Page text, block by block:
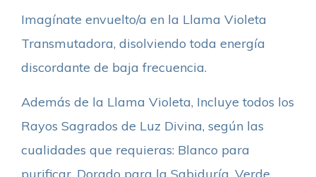
Imagínate envuelto/a en la Llama Violeta
Transmutadora, disolviendo toda energía
discordante de baja frecuencia.
Además de la Llama Violeta, Incluye todos los
Rayos Sagrados de Luz Divina, según las
cualidades que requieras: Blanco para
purificar, Dorado para la Sabiduría, Verde